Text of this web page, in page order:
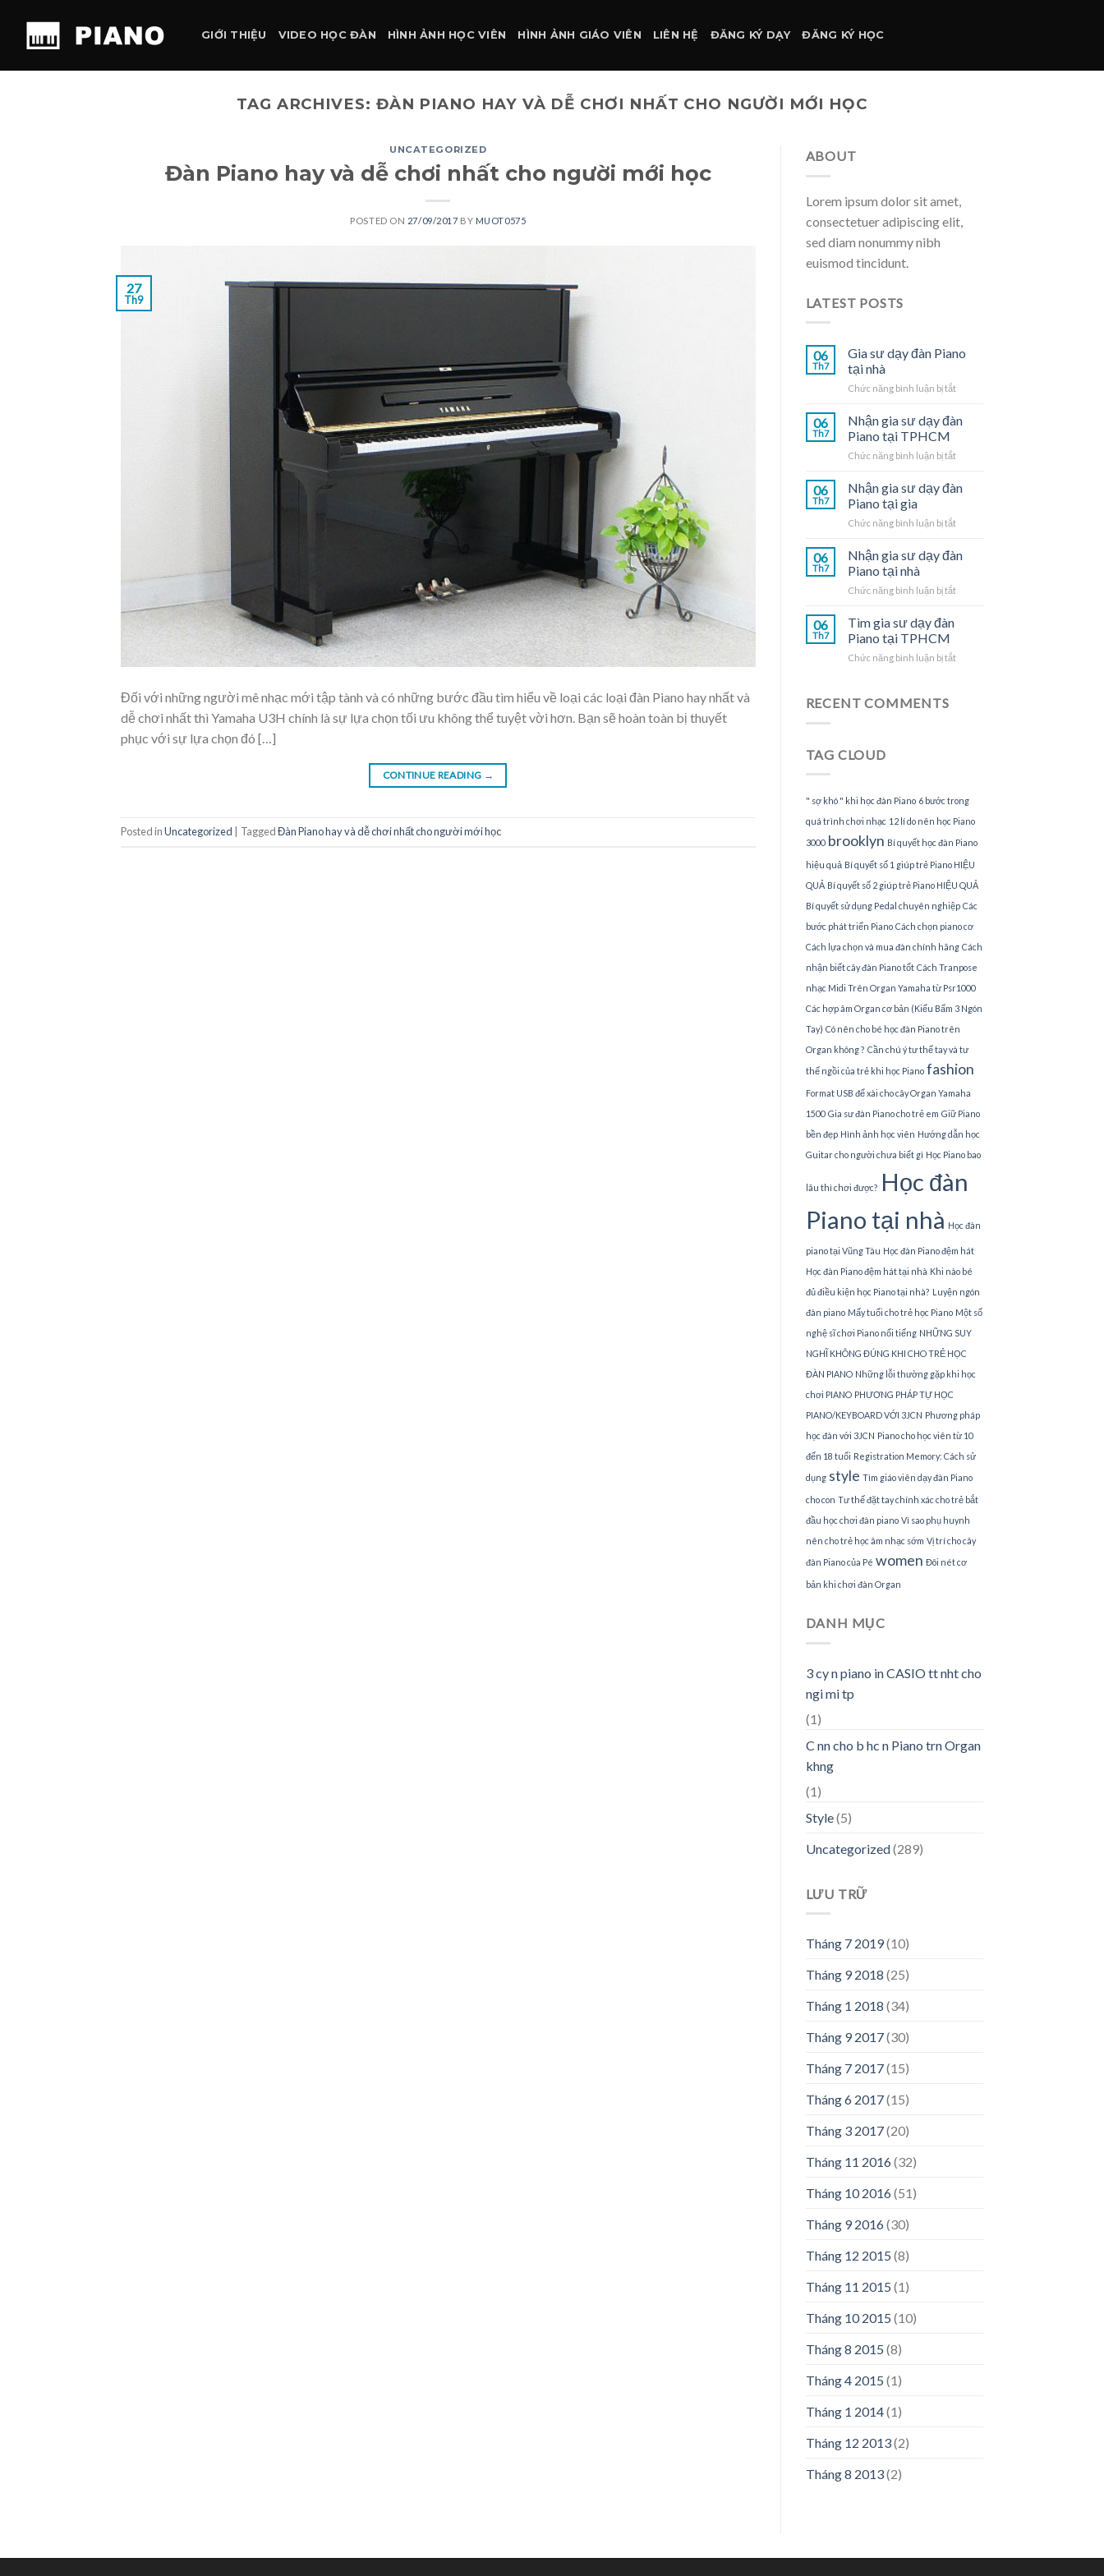
content
GIỚI THIỆU VIDEO HỌC ĐÀN HÌNH ẢNH HỌC VIÊN HÌNH ẢNH GIÁO VIÊN LIÊN HỆ ĐĂNG KÝ DẠY ĐĂNG KÝ HỌC
TAG ARCHIVES: ĐÀN PIANO HAY VÀ DỄ CHƠI NHẤT CHO NGƯỜI MỚI HỌC
UNCATEGORIZED
Đàn Piano hay và dễ chơi nhất cho người mới học
POSTED ON 27/09/2017 BY MUOT0575
27
Th9
Đối với những người mê nhạc mới tập tành và có những bước đầu tìm hiểu về loại các loại đàn Piano hay nhất và
dễ chơi nhất thì Yamaha U3H chính là sự lựa chọn tối ưu không thể tuyệt vời hơn. Bạn sẽ hoàn toàn bị thuyết
phục với sự lựa chọn đó […]
CONTINUE READING →
Posted inUncategorized TaggedĐàn Piano hay và dễ chơi nhất cho người mới học
ABOUT
Lorem ipsum dolor sit amet,
consectetuer adipiscing elit,
sed diam nonummy nibh
euismod tincidunt.
LATEST POSTS
06
Th7
Gia sư dạy đàn Piano
tại nhà
Chức năng bình luận bị tắtở
Piano
nhà
06
Th7
Nhận gia sư dạy đàn
Piano tại TPHCM
Chức năng bình luận bị tắtở
đàn
tại
06
Th7
Nhận gia sư dạy đàn
Piano tại gia
Chức năng bình luận bị tắtở
đàn
06
Th7
Nhận gia sư dạy đàn
Piano tại nhà
Chức năng bình luận bị tắtở
đàn
06
Th7
Tìm gia sư dạy đàn
Piano tại TPHCM
Chức năng bình luận bị tắtở
RECENT COMMENTS
TAG CLOUD
" sợ khó " khi học đàn Piano 6 bước trong
quá trình chơi nhạc 12 lí do nên học Piano
3000 brooklyn Bí quyết học đàn Piano
hiệu quả Bí quyết số 1 giúp trẻ Piano HIỆU
QUẢ Bí quyết số 2 giúp trẻ Piano HIỆU QUẢ
Bí quyết sử dụng Pedal chuyên nghiệp Các
bước phát triển Piano Cách chọn piano cơ
Cách lựa chọn và mua đàn chính hãng Cách
nhận biết cây đàn Piano tốt Cách Tranpose
nhạc Midi Trên Organ Yamaha từ Psr1000
Các hợp âm Organ cơ bản (Kiểu Bấm 3 Ngón
Tay) Có nên cho bé học đàn Piano trên
Organ không ? Cần chú ý tư thế tay và tư
thế ngồi của trẻ khi học Piano fashion
Format USB để xài cho cây Organ Yamaha
1500 Gia sư đàn Piano cho trẻ em Giữ Piano
bền đẹp Hình ảnh học viên Hướng dẫn học
Guitar cho người chưa biết gì Học Piano bao
lâu thì chơi được? Học đàn
Piano tại nhà Học đàn
piano tại Vũng Tàu Học đàn Piano đệm hát
Học đàn Piano đệm hát tại nhà Khi nào bé
đủ điều kiện học Piano tại nhà? Luyện ngón
đàn piano Mấy tuổi cho trẻ học Piano Một số
nghệ sĩ chơi Piano nổi tiếng NHỮNG SUY
NGHĨ KHÔNG ĐÚNG KHI CHO TRẺ HỌC
ĐÀN PIANO Những lỗi thường gặp khi học
chơi PIANO PHƯƠNG PHÁP TỰ HỌC
PIANO/KEYBOARD VỚI 3JCN Phương pháp
học đàn với 3JCN Piano cho học viên từ 10
đến 18 tuổi Registration Memory: Cách sử
dụng style Tìm giáo viên dạy đàn Piano
cho con Tư thế đặt tay chính xác cho trẻ bắt
đầu học chơi đàn piano Vì sao phụ huynh
nên cho trẻ học âm nhạc sớm Vị trí cho cây
đàn Piano của Pé women Đôi nét cơ
bản khi chơi đàn Organ
DANH MỤC
3 cy n piano in CASIO tt nht cho
ngi mi tp
(1)
C nn cho b hc n Piano trn Organ
khng
(1)
Style(5)
Uncategorized(289)
LƯU TRỮ
Tháng 7 2019(10)
Tháng 9 2018 (25)
Tháng 1 2018 (34)
Tháng 9 2017(30)
Tháng 7 2017(15)
Tháng 6 2017(15)
Tháng 3 2017(20)
Tháng 11 2016(32)
Tháng 10 2016(51)
Tháng 9 2016(30)
Tháng 12 2015 (8)
Tháng 11 2015 (1)
Tháng 10 2015 (10)
Tháng 8 2015 (8)
Tháng 4 2015 (1)
Tháng 1 2014(1)
Tháng 12 2013(2)
Tháng 8 2013(2)